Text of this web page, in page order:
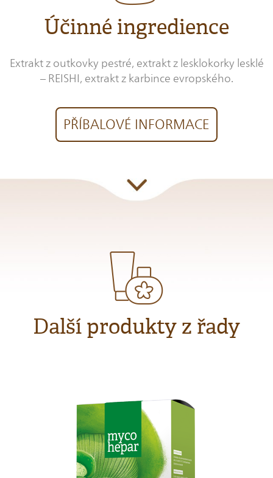
Účinné ingredience
Extrakt z outkovky pestré, extrakt z lesklokorky lesklé
– REISHI, extrakt z karbince evropského.
PŘÍBALOVÉ INFORMACE
Další produkty z řady